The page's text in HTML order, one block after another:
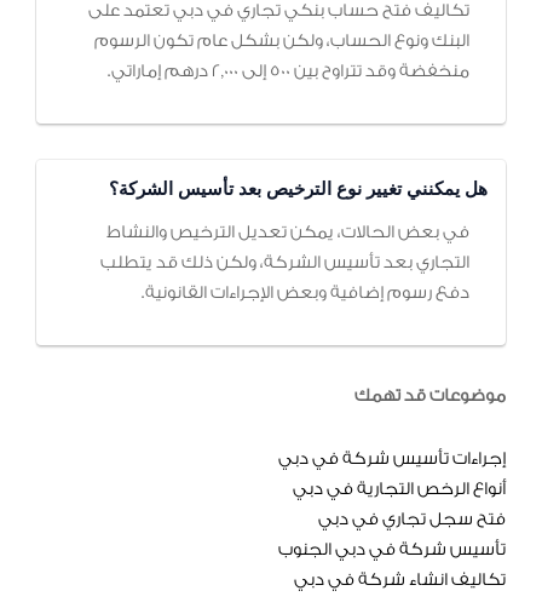
تكاليف فتح حساب بنكي تجاري في دبي تعتمد على
البنك ونوع الحساب، ولكن بشكل عام تكون الرسوم
منخفضة وقد تتراوح بين 500 إلى 2,000 درهم إماراتي.
هل يمكنني تغيير نوع الترخيص بعد تأسيس الشركة؟
في بعض الحالات، يمكن تعديل الترخيص والنشاط
التجاري بعد تأسيس الشركة، ولكن ذلك قد يتطلب
دفع رسوم إضافية وبعض الإجراءات القانونية.
موضوعات قد تهمك
إجراءات تأسيس شركة في دبي
أنواع الرخص التجارية في دبي
فتح سجل تجاري في دبي
تأسيس شركة في دبي الجنوب
تكاليف انشاء شركة في دبي